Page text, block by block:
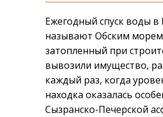
Ежегодный спуск воды
называют Обским
затопленный при
вывозили имущество,
каждый раз, когда
находка оказалась
Сызранско-Печерской